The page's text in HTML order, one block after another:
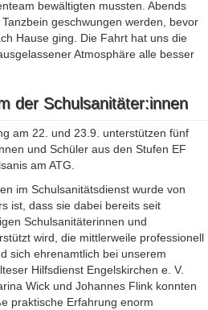
bewältigten mussten. Abends
geschwungen werden, bevor
Hause ging. Die Fahrt hat uns die
Atmosphäre alle besser
der Schulsanitäter:innen
am 22. und 23.9. unterstützen fünf
und Schüler aus den Stufen EF
am ATG.
im Schulsanitätsdienst wurde von
ist, dass sie dabei bereits seit
Schulsanitäterinnen und
wird, die mittlerweile professionell
sich ehrenamtlich bei unserem
Hilfsdienst Engelskirchen e. V.
Wick und Johannes Flink konnten
praktische Erfahrung enorm